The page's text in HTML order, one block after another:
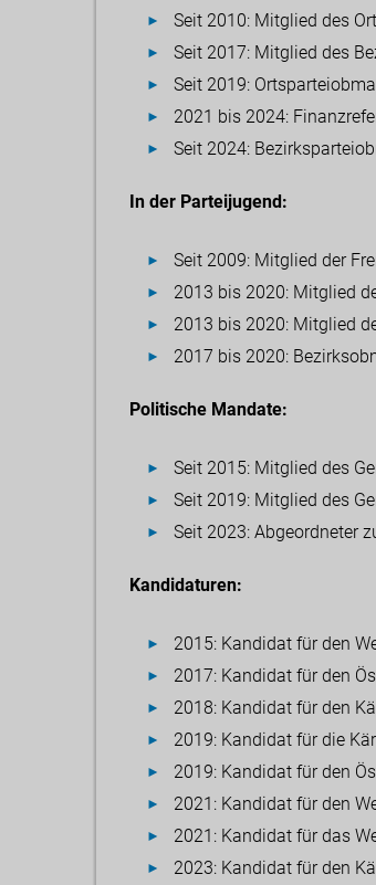
Seit 2010: Mitglied des
Seit 2017: Mitglied des
Seit 2019:
2021 bis 2024:
Seit 2024:
In der Parteijugend:
Seit 2009: Mitglied der
2013 bis 2020: Mitglied
2013 bis 2020: Mitglied
2017 bis 2020:
Politische Mandate:
Seit 2015: Mitglied des
Seit 2019: Mitglied des
Seit 2023: Abgeordneter
Kandidaturen:
2015: Kandidat für den
2017: Kandidat für den
2018: Kandidat für den
2019: Kandidat für die
2019: Kandidat für den
2021: Kandidat für den
2021: Kandidat für das
2023: Kandidat für den